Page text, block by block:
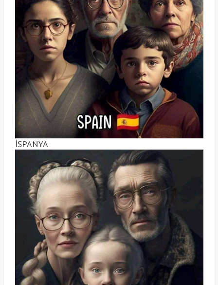
İSPANYA